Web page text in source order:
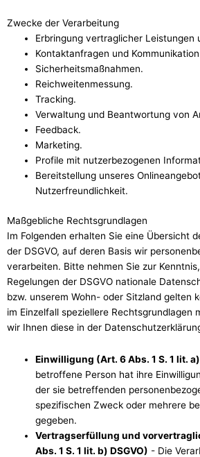
Zwecke der Verarbeitung
Erbringung vertraglicher Leistungen
Kontaktanfragen und
Sicherheitsmaßnahmen.
Reichweitenmessung.
Tracking.
Verwaltung und Beantwortung von
Feedback.
Marketing.
Profile mit nutzerbezogenen
Bereitstellung unseres
Nutzerfreundlichkeit.
Maßgebliche Rechtsgrundlagen
Im Folgenden erhalten Sie eine Übersicht
der DSGVO, auf deren Basis wir
verarbeiten. Bitte nehmen Sie zur
Regelungen der DSGVO nationale
bzw. unserem Wohn- oder Sitzland gelten
im Einzelfall speziellere Rechtsgrundlagen
wir Ihnen diese in der
Einwilligung (Art. 6 Abs. 1 S. 1 lit. a)
betroffene Person hat ihre
der sie betreffenden
spezifischen Zweck oder mehrere
gegeben.
Vertragserfüllung und
Abs. 1 S. 1 lit. b) DSGVO) - Die